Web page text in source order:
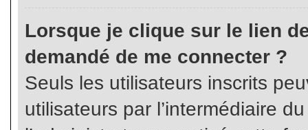
Lorsque je clique sur le lien
demandé de me connecter ?
Seuls les utilisateurs inscrits
utilisateurs par l’intermédiaire